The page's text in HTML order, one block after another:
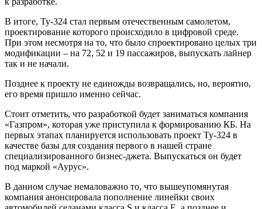
В итоге, Ту-324 стал первым отечественным самолетом,
проектирование которого происходило в цифровой среде.
При этом несмотря на то, что было спроектировано целых три
модификации – на 72, 52 и 19 пассажиров, выпускать лайнер
так и не начали.
Позднее к проекту не единожды возвращались, но, вероятно,
его время пришло именно сейчас.
Стоит отметить, что разработкой будет заниматься компания
«Газпром», которая уже приступила к формированию КБ. На
первых этапах планируется использовать проект Ту-324 в
качестве базы для создания первого в нашей стране
специализированного бизнес-джета. Выпускаться он будет
под маркой «Аурус».
В данном случае немаловажно то, что вышеупомянутая
компания анонсировала пополнение линейки своих